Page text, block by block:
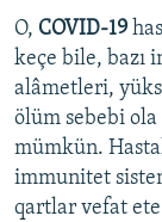
O, COVID-19
keçe bile, bazı
alâmetleri,
ölüm sebebi
mümkün.
immunitet
qartlar vefat